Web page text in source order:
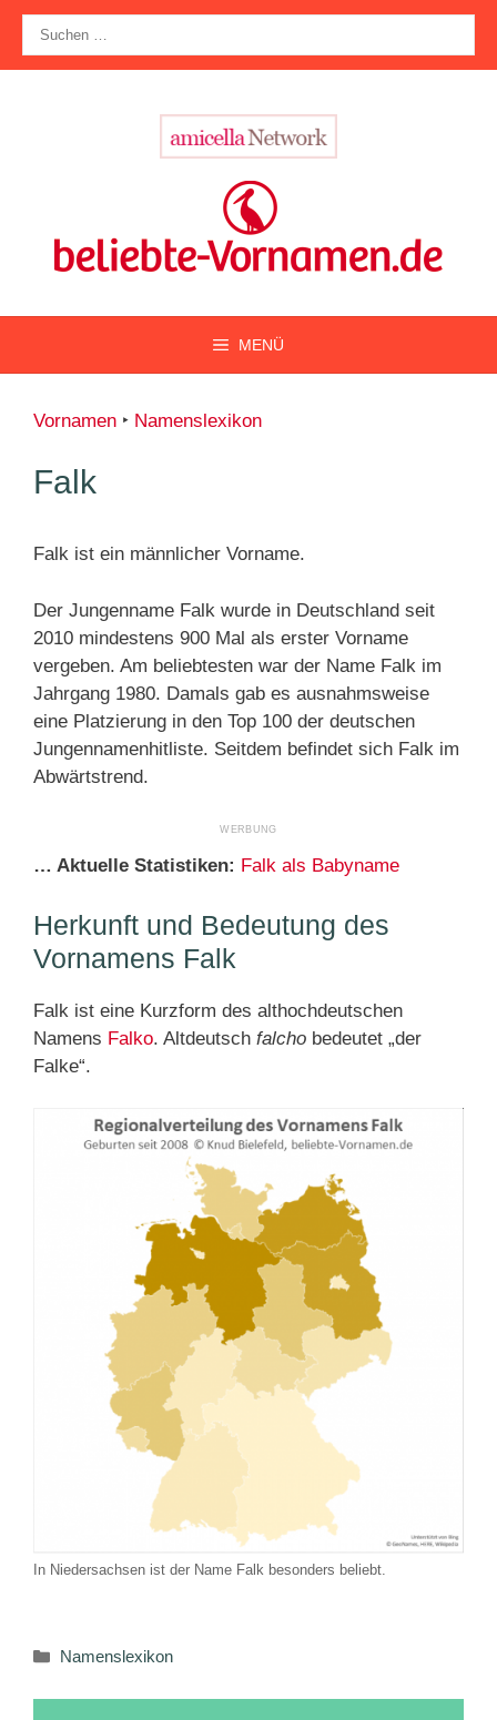
Zum
Inhalt
springen
nach:
MENÜ
Vornamen ‣ Namenslexikon
Falk
Falk ist ein männlicher Vorname.
Der Jungenname Falk wurde in Deutschland seit
2010 mindestens 900 Mal als erster Vorname
vergeben. Am beliebtesten war der Name Falk im
Jahrgang 1980. Damals gab es ausnahmsweise
eine Platzierung in den Top 100 der deutschen
Jungennamenhitliste. Seitdem befindet sich Falk im
Abwärtstrend.
… Aktuelle Statistiken: Falk als Babyname
Herkunft und Bedeutung des
Vornamens Falk
Falk ist eine Kurzform des althochdeutschen
Namens Falko. Altdeutsch falcho bedeutet „der
Falke“.
In Niedersachsen ist der Name Falk besonders beliebt.
Kategorien
Namenslexikon